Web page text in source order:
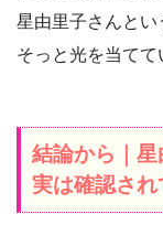
星由里子さんとい
そっと光を当てて
結論から｜
実は確認さ